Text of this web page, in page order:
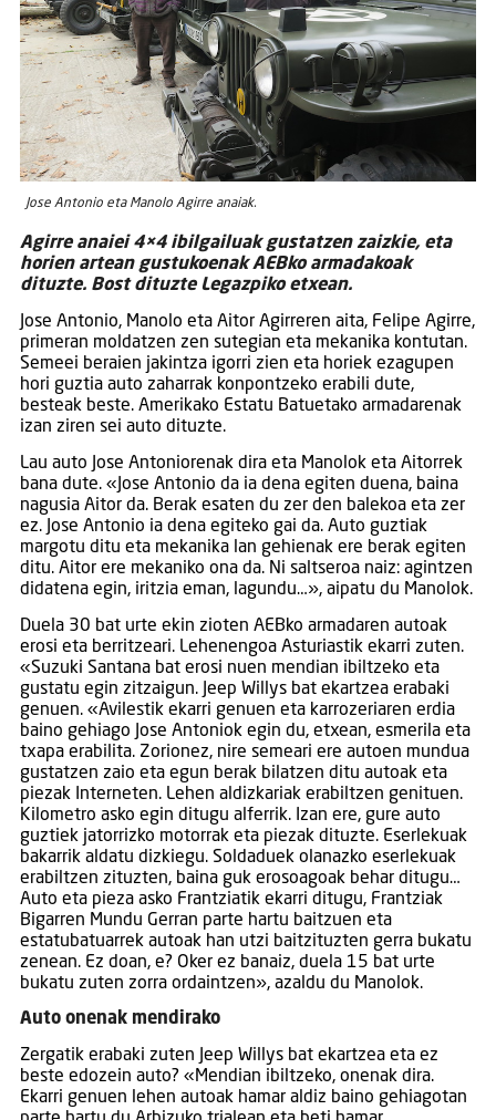
Jose Antonio eta Manolo Agirre anaiak.
Agirre anaiei 4×4 ibilgailuak gustatzen zaizkie, eta
horien artean gustukoenak AEBko armadakoak
dituzte. Bost dituzte Legazpiko etxean.
Jose Antonio, Manolo eta Aitor Agirreren aita, Felipe Agirre,
primeran moldatzen zen sutegian eta mekanika kontutan.
Semeei beraien jakintza igorri zien eta horiek ezagupen
hori guztia auto zaharrak konpontzeko erabili dute,
besteak beste. Amerikako Estatu Batuetako armadarenak
izan ziren sei auto dituzte.
Lau auto Jose Antoniorenak dira eta Manolok eta Aitorrek
bana dute. «Jose Antonio da ia dena egiten duena, baina
nagusia Aitor da. Berak esaten du zer den balekoa eta zer
ez. Jose Antonio ia dena egiteko gai da. Auto guztiak
margotu ditu eta mekanika lan gehienak ere berak egiten
ditu. Aitor ere mekaniko ona da. Ni saltseroa naiz: agintzen
didatena egin, iritzia eman, lagundu…», aipatu du Manolok.
Duela 30 bat urte ekin zioten AEBko armadaren autoak
erosi eta berritzeari. Lehenengoa Asturiastik ekarri zuten.
«Suzuki Santana bat erosi nuen mendian ibiltzeko eta
gustatu egin zitzaigun. Jeep Willys bat ekartzea erabaki
genuen. «Avilestik ekarri genuen eta karrozeriaren erdia
baino gehiago Jose Antoniok egin du, etxean, esmerila eta
txapa erabilita. Zorionez, nire semeari ere autoen mundua
gustatzen zaio eta egun berak bilatzen ditu autoak eta
piezak Interneten. Lehen aldizkariak erabiltzen genituen.
Kilometro asko egin ditugu alferrik. Izan ere, gure auto
guztiek jatorrizko motorrak eta piezak dituzte. Eserlekuak
bakarrik aldatu dizkiegu. Soldaduek olanazko eserlekuak
erabiltzen zituzten, baina guk erosoagoak behar ditugu…
Auto eta pieza asko Frantziatik ekarri ditugu, Frantziak
Bigarren Mundu Gerran parte hartu baitzuen eta
estatubatuarrek autoak han utzi baitzituzten gerra bukatu
zenean. Ez doan, e? Oker ez banaiz, duela 15 bat urte
bukatu zuten zorra ordaintzen», azaldu du Manolok.
Auto onenak mendirako
Zergatik erabaki zuten Jeep Willys bat ekartzea eta ez
beste edozein auto? «Mendian ibiltzeko, onenak dira.
Ekarri genuen lehen autoak hamar aldiz baino gehiagotan